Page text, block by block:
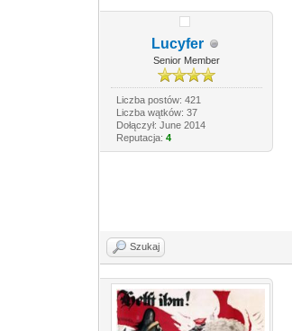
Lucyfer
Senior Member
Liczba postów: 421
Liczba wątków: 37
Dołączył: June 2014
Reputacja: 4
Szukaj